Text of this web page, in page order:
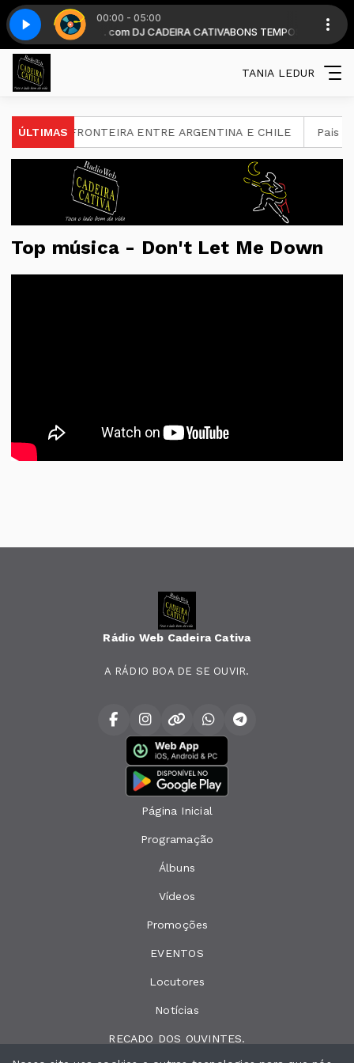
00:00 - 05:00
partir das 19 horas . com DJ CADEIRA CATIVABONS TEMPOS CADEIRA
Parte 4 Top classic - Parte 4
TANIA LEDUR
ÚLTIMASNA FRONTEIRA ENTRE ARGENTINA E CHILE Pais
Top música - Don't Let Me Down
Rádio Web Cadeira Cativa
A RÁDIO BOA DE SE OUVIR.
Página Inicial
Programação
Álbuns
Vídeos
Promoções
EVENTOS
Locutores
Notícias
RECADO DOS OUVINTES.